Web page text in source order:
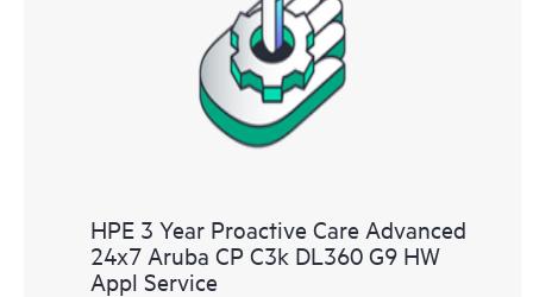
HPE 3 Year Proactive Care Advanced
24x7 Aruba CP C3k DL360 G9 HW
Appl Service